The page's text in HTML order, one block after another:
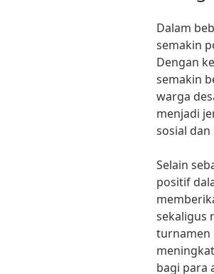
Dalam
semakin
Dengan
semakin
warga
menjadi
sosial
Selain
positif
sekaligus
turnamen
bagi para